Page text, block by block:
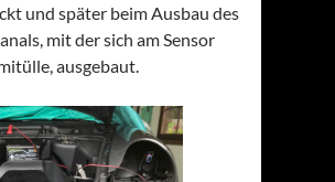
und später beim Ausbau des
mit der sich am Sensor
ausgebaut.